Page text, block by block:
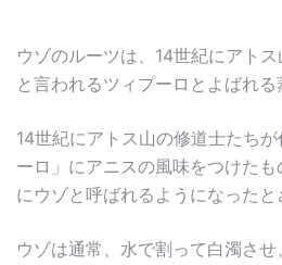
ウゾのルーツは、14世紀にアト
と言われるツィプーロとよばれる
14世紀にアトス山の修道士たち
ーロ」にアニスの風味をつけた
にウゾと呼ばれるようになったと
ウゾは通常、水で割って白濁さ